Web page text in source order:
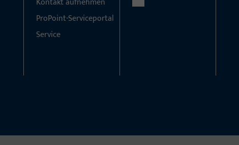
ProPoint-Serviceportal
Service